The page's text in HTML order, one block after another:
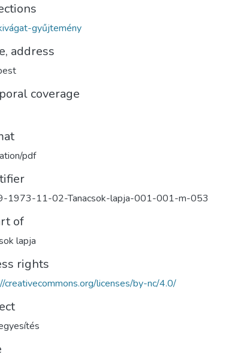
gyűjtemény
address
coverage
pdf
1973-11-02-Tanacsok-lapja-001-001-m-053
of
lapja
rights
creativecommons.org/licenses/by-nc/4.0/